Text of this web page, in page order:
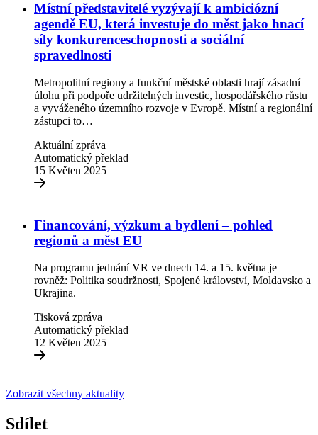
Místní představitelé vyzývají k ambiciózní
agendě EU, která investuje do měst jako hnací
síly konkurenceschopnosti a sociální
spravedlnosti
Metropolitní regiony a funkční městské oblasti hrají zásadní
úlohu při podpoře udržitelných investic, hospodářského růstu
a vyváženého územního rozvoje v Evropě. Místní a regionální
zástupci to…
Aktuální zpráva
Automatický překlad
15 Květen 2025
Financování, výzkum a bydlení – pohled
regionů a měst EU
Na programu jednání VR ve dnech 14. a 15. května je
rovněž: Politika soudržnosti, Spojené království, Moldavsko a
Ukrajina.
Tisková zpráva
Automatický překlad
12 Květen 2025
Zobrazit všechny aktuality
Sdílet